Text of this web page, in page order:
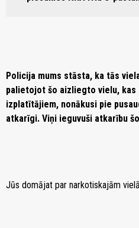
Policija mums stāsta, ka tās
palietojot šo aizliegto vielu, kas
izplatītājiem, nonākusi pie
atkarīgi. Viņi ieguvuši atkarību
Jūs domājat par narkotiskajām